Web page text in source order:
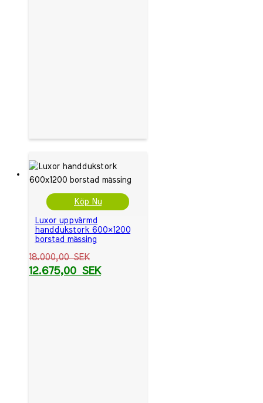
Köp Nu
Luxor uppvärmd
handdukstork 600×1200
borstad mässing
18.000,00SEK
12.675,00 SEK